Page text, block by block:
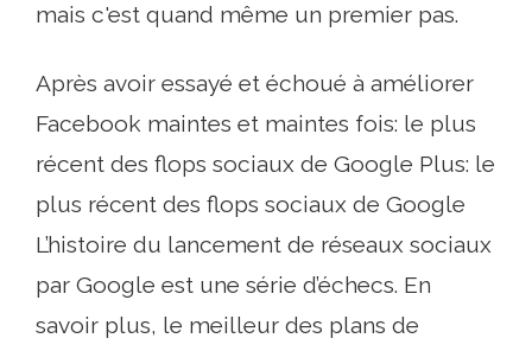
mais c'est quand même un premier pas.
Après avoir essayé et échoué à améliorer
Facebook maintes et maintes fois: le plus
récent des flops sociaux de Google Plus: le
plus récent des flops sociaux de Google
L’histoire du lancement de réseaux sociaux
par Google est une série d’échecs. En
savoir plus, le meilleur des plans de